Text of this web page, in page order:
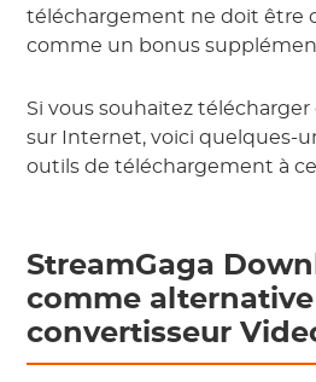
téléchargement ne doit être
comme un bonus
Si vous souhaitez
sur Internet, voici quelques-
outils de téléchargement à
StreamGaga
comme alternative
convertisseur